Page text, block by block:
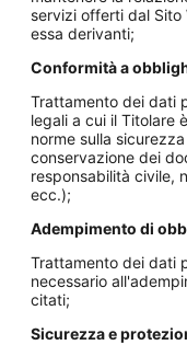
servizi offerti dal Sito
essa derivanti;
Conformità a
Trattamento dei dati
legali a cui il Titolare
norme sulla
conservazione dei
responsabilità civile,
ecc.);
Adempimento di
Trattamento dei dati
necessario
citati;
Sicurezza e